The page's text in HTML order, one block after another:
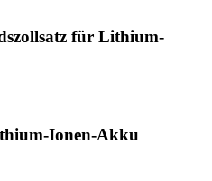
für Lithium-
Ionen-Akku